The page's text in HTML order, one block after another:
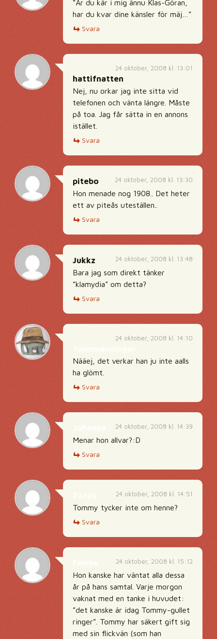
”Är du kär i mig ännu Klas-Göran,
har du kvar dine känsler för mäj…”
Svara
24 oktober, 2008 kl. 13:01
hattifnatten
Nej, nu orkar jag inte sitta vid
telefonen och vänta längre. Måste
på toa. Jag får sätta in en annons
istället.
Svara
24 oktober, 2008 kl. 13:30
pitebo
Hon menade nog 1908.. Det heter
ett av piteås uteställen..
Svara
24 oktober, 2008 kl. 13:48
Jukkz
Bara jag som direkt tänker
”klamydia” om detta?
Svara
24 oktober, 2008 kl. 14:10
Nääej, det verkar han ju inte aalls
ha glömt.
Svara
24 oktober, 2008 kl. 14:39
Menar hon allvar?:D
Svara
24 oktober, 2008 kl. 14:51
Tommy tycker inte om henne?
Svara
24 oktober, 2008 kl. 15:12
Hon kanske har väntat alla dessa
år på hans samtal. Varje morgon
vaknat med en tanke i huvudet:
”det kanske är idag Tommy-gullet
ringer”. Tommy har säkert gift sig
med sin flickvän (som han